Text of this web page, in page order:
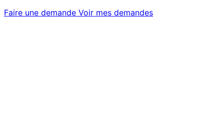
Faire une demande Voir mes demandes